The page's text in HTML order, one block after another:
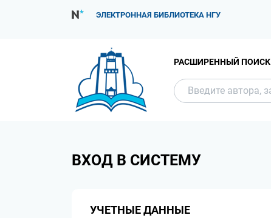
ЭЛЕКТРОННАЯ БИБЛИОТЕКА НГУ
РАСШИРЕННЫЙ ПОИСК
ВХОД В СИСТЕМУ
УЧЕТНЫЕ ДАННЫЕ